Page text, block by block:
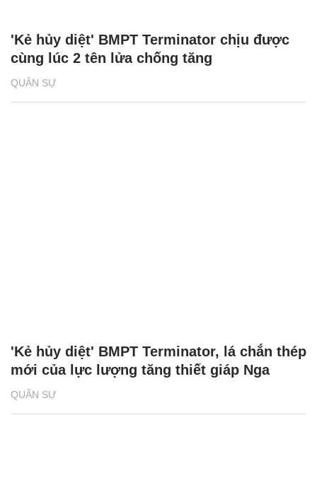
QUÂN SỰ
'Kẻ hủy diệt' BMPT Terminator chịu được
cùng lúc 2 tên lửa chống tăng
QUÂN SỰ
'Kẻ hủy diệt' BMPT Terminator, lá chắn thép
mới của lực lượng tăng thiết giáp Nga